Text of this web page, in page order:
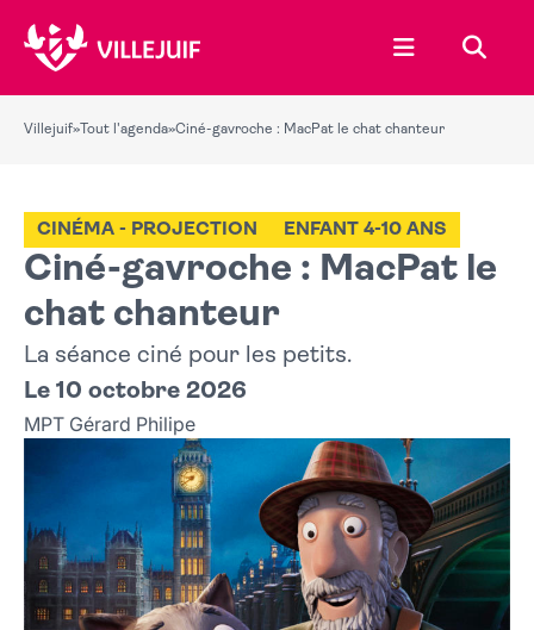
Ouvrir le
Villejuif» Tout l'agenda»Ciné-gavroche : MacPat le chat chanteur
Ciné-gavroche : MacPat le
chat chanteur
CINÉMA - PROJECTION ENFANT 4-10 ANS
La séance ciné pour les petits.
Le 10 octobre 2026
MPT Gérard Philipe